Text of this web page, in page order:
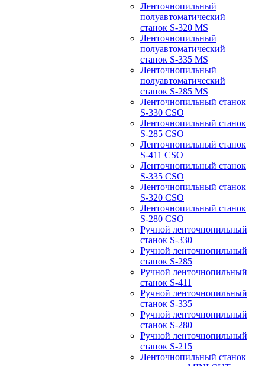
Ленточнопильный
полуавтоматический
станок S-320 MS
Ленточнопильный
полуавтоматический
станок S-335 MS
Ленточнопильный
полуавтоматический
станок S-285 MS
Ленточнопильный станок
S-330 CSO
Ленточнопильный станок
S-285 CSO
Ленточнопильный станок
S-411 CSO
Ленточнопильный станок
S-335 CSO
Ленточнопильный станок
S-320 CSO
Ленточнопильный станок
S-280 CSO
Ручной ленточнопильный
станок S-330
Ручной ленточнопильный
станок S-285
Ручной ленточнопильный
станок S-411
Ручной ленточнопильный
станок S-335
Ручной ленточнопильный
станок S-280
Ручной ленточнопильный
станок S-215
Ленточнопильный станок